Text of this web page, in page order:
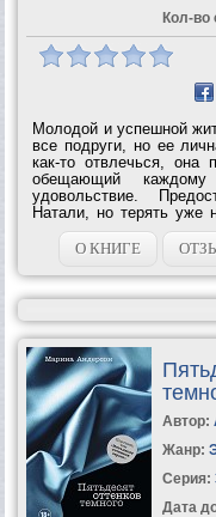
Кол-во
Молодой и успешной
все подруги, но ее
как-то отвлечься, она
обещающий каждому
удовольствие.
Натали, но терять уже
отеля загадочный
дисциплинированный.
О КНИГЕ
Автор:
Жанр:
Серия:
Дата